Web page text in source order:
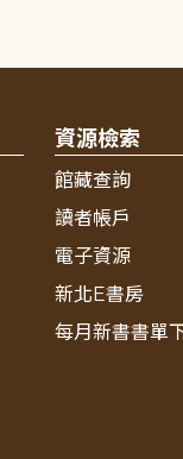
資源檢索
館藏查詢
讀者帳戶
電子資源
新北E書房
每月新書書單